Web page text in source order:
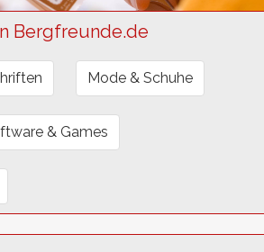
Bergfreunde.de
Mode & Schuhe
& Games